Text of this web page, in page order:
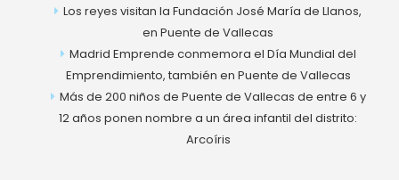
Los reyes visitan la Fundación José María de Llanos,
en Puente de Vallecas
Madrid Emprende conmemora el Día Mundial del
Emprendimiento, también en Puente de Vallecas
Más de 200 niños de Puente de Vallecas de entre 6 y
12 años ponen nombre a un área infantil del distrito:
Arcoíris